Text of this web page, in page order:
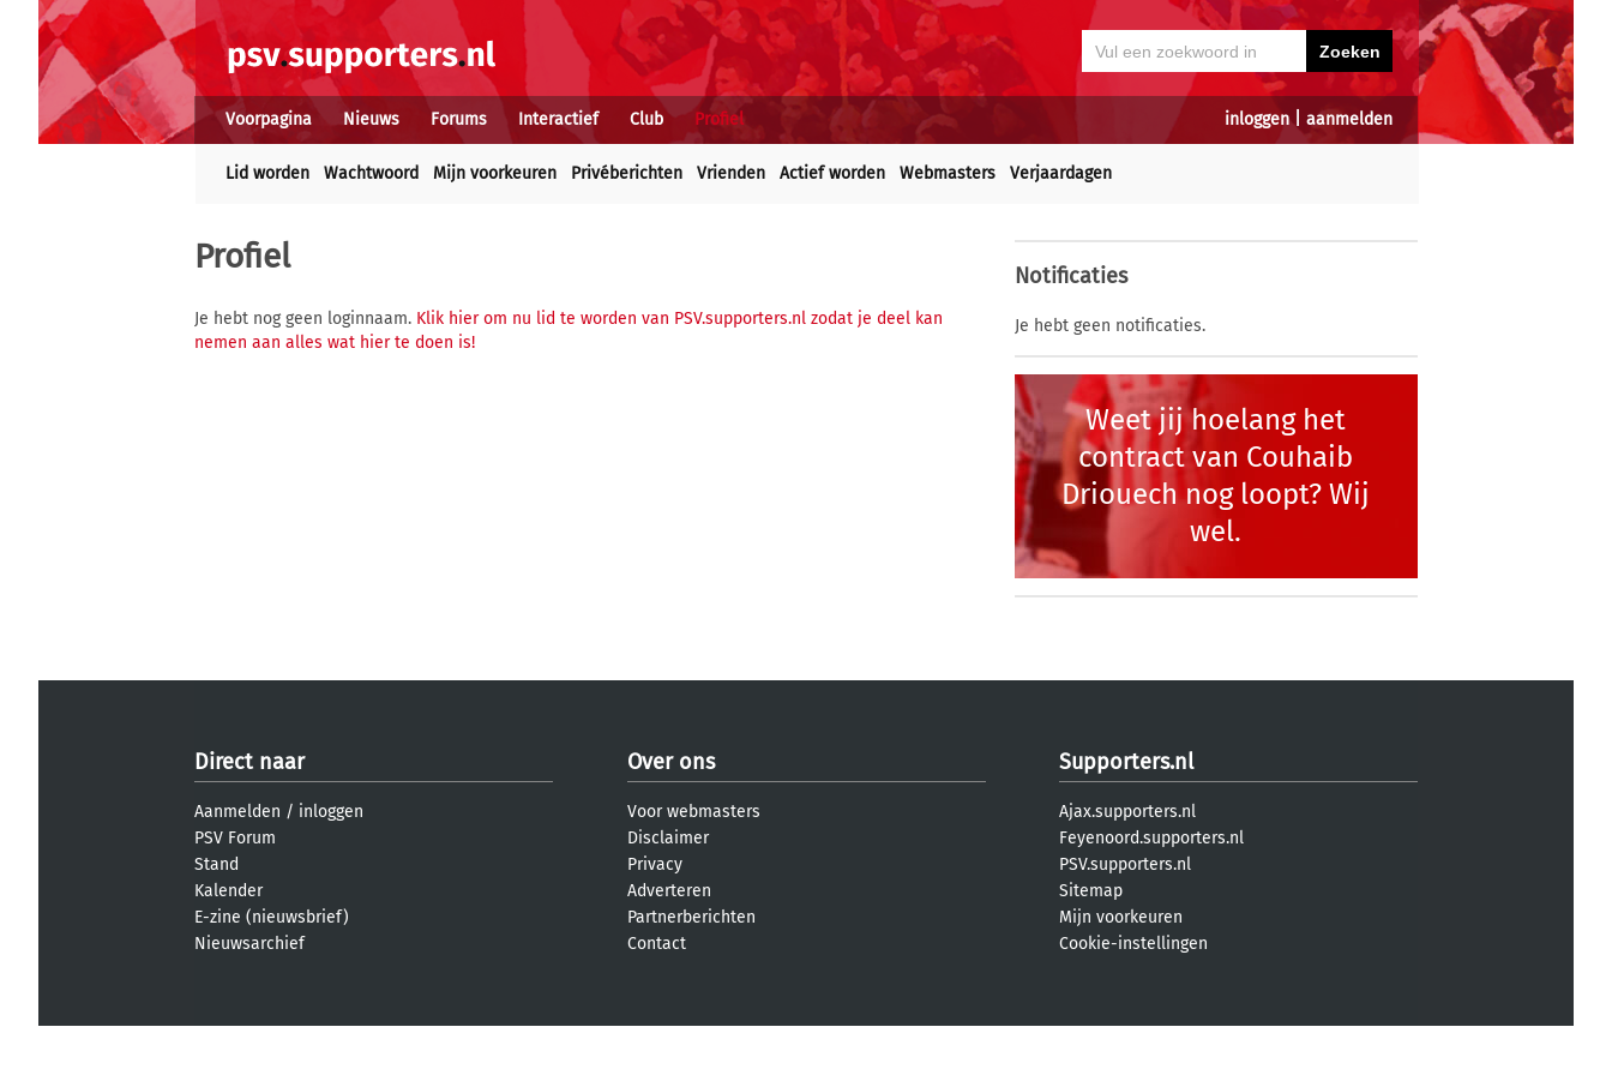
inloggen| aanmelden
Voorpagina Nieuws Forums Interactief Club Profiel
Lid worden Wachtwoord Mijn voorkeuren Privéberichten Vrienden Actief worden Webmasters Verjaardagen
Profiel
Je hebt nog geen loginnaam. Klik hier om nu lid te worden van PSV.supporters.nl zodat je deel kan
nemen aan alles wat hier te doen is!
Notificaties
Je hebt geen notificaties.
Weet jij hoelang het
contract van Couhaib
Driouech nog loopt? Wij
wel.
Direct naar
Aanmelden / inloggen
PSV Forum
Stand
Kalender
E-zine (nieuwsbrief)
Nieuwsarchief
Over ons
Voor webmasters
Disclaimer
Privacy
Adverteren
Partnerberichten
Contact
Supporters.nl
Ajax.supporters.nl
Feyenoord.supporters.nl
PSV.supporters.nl
Sitemap
Mijn voorkeuren
Cookie-instellingen